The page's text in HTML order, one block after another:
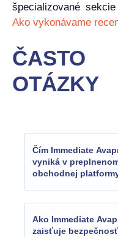
špecializované sekcie
Ako vykonávame
OTÁZKY
Čím Immediate
vyniká v
obchodnej
Ako Immediate
zaisťuje